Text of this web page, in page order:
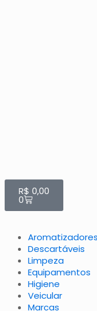
R$ 0,00
0
Aromatizadores
Descartáveis
Limpeza
Equipamentos
Higiene
Veicular
Marcas